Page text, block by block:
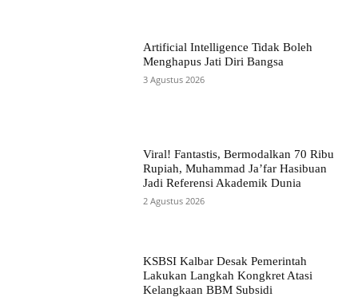
Artificial Intelligence Tidak Boleh
Menghapus Jati Diri Bangsa
3 Agustus 2026
Viral! Fantastis, Bermodalkan 70 Ribu
Rupiah, Muhammad Ja’far Hasibuan
Jadi Referensi Akademik Dunia
2 Agustus 2026
KSBSI Kalbar Desak Pemerintah
Lakukan Langkah Kongkret Atasi
Kelangkaan BBM Subsidi